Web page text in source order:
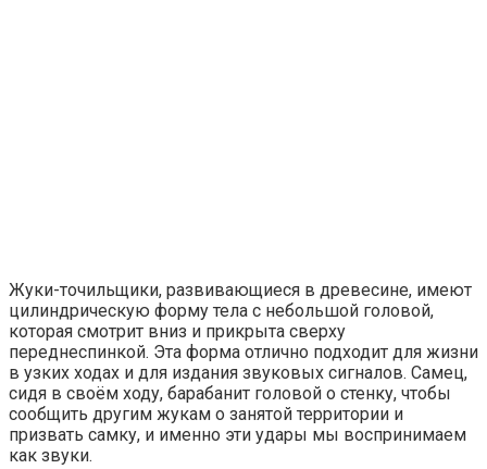
Жуки-точильщики, развивающиеся в древесине, имеют
цилиндрическую форму тела с небольшой головой,
которая смотрит вниз и прикрыта сверху
переднеспинкой. Эта форма отлично подходит для жизни
в узких ходах и для издания звуковых сигналов. Самец,
сидя в своём ходу, барабанит головой о стенку, чтобы
сообщить другим жукам о занятой территории и
призвать самку, и именно эти удары мы воспринимаем
как звуки.